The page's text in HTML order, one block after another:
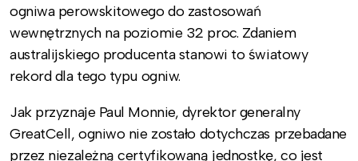
ogniwa perowskitowego do zastosowań
wewnętrznych na poziomie 32 proc. Zdaniem
australijskiego producenta stanowi to światowy
rekord dla tego typu ogniw.
Jak przyznaje Paul Monnie, dyrektor generalny
GreatCell, ogniwo nie zostało dotychczas przebadane
przez niezależną certyfikowaną jednostkę, co jest